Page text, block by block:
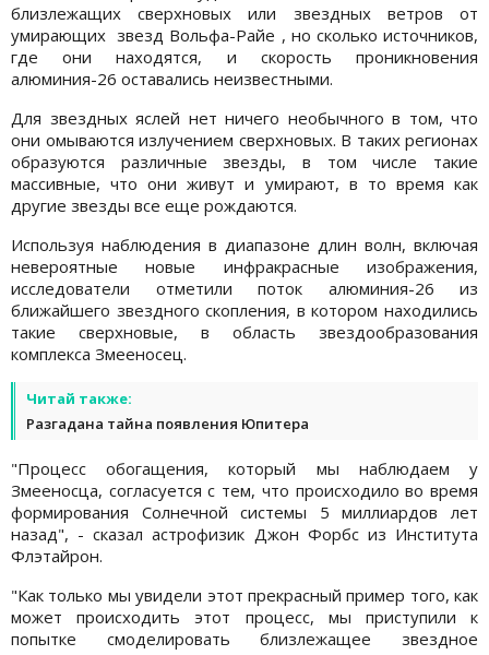
близлежащих сверхновых или звездных ветров от
умирающих звезд Вольфа-Райе , но сколько источников,
где они находятся, и скорость проникновения
алюминия-26 оставались неизвестными.
Для звездных яслей нет ничего необычного в том, что
они омываются излучением сверхновых. В таких регионах
образуются различные звезды, в том числе такие
массивные, что они живут и умирают, в то время как
другие звезды все еще рождаются.
Используя наблюдения в диапазоне длин волн, включая
невероятные новые инфракрасные изображения,
исследователи отметили поток алюминия-26 из
ближайшего звездного скопления, в котором находились
такие сверхновые, в область звездообразования
комплекса Змееносец.
Читай также:
Разгадана тайна появления Юпитера
"Процесс обогащения, который мы наблюдаем у
Змееносца, согласуется с тем, что происходило во время
формирования Солнечной системы 5 миллиардов лет
назад", - сказал астрофизик Джон Форбс из Института
Флэтайрон.
"Как только мы увидели этот прекрасный пример того, как
может происходить этот процесс, мы приступили к
попытке смоделировать близлежащее звездное